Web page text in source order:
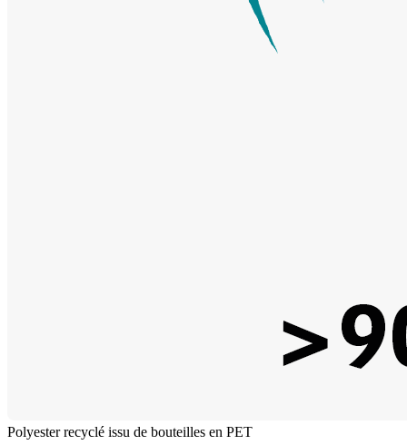
Polyester recyclé issu de bouteilles en PET